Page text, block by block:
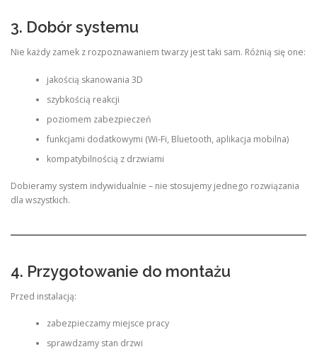
3. Dobór systemu
Nie każdy zamek z rozpoznawaniem twarzy jest taki sam. Różnią się one:
jakością skanowania 3D
szybkością reakcji
poziomem zabezpieczeń
funkcjami dodatkowymi (Wi-Fi, Bluetooth, aplikacja mobilna)
kompatybilnością z drzwiami
Dobieramy system indywidualnie – nie stosujemy jednego rozwiązania
dla wszystkich.
4. Przygotowanie do montażu
Przed instalacją:
zabezpieczamy miejsce pracy
sprawdzamy stan drzwi